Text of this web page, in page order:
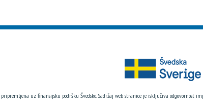
uz finansijsku podršku Švedske. Sadržaj web stranice je isključiva odgovornost